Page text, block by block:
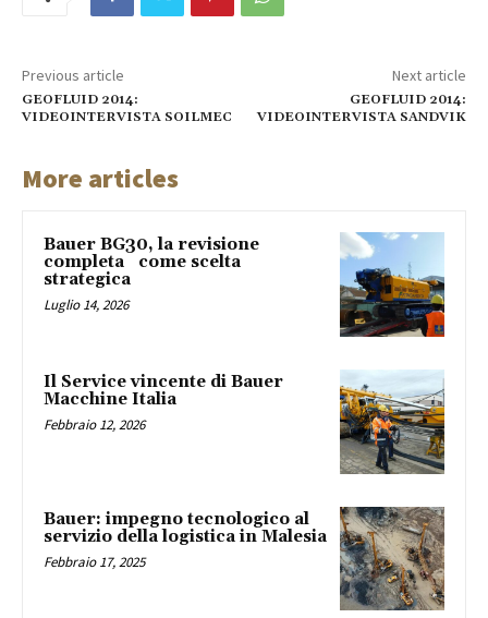
Previous article
GEOFLUID 2014:
VIDEOINTERVISTA SOILMEC
Next article
GEOFLUID 2014:
VIDEOINTERVISTA SANDVIK
More articles
Bauer BG30, la revisione
completa come scelta
strategica
Luglio 14, 2026
Il Service vincente di Bauer
Macchine Italia
Febbraio 12, 2026
Bauer: impegno tecnologico al
servizio della logistica in Malesia
Febbraio 17, 2025